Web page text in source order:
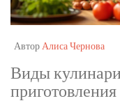
АвторАлиса Чернова
Виды